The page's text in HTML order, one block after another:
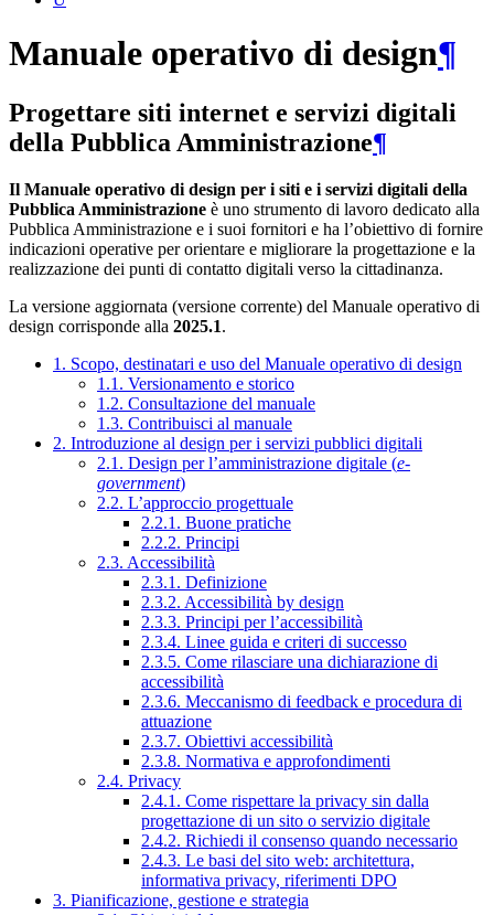
Manuale operativo di design¶
Progettare siti internet e servizi digitali
della Pubblica Amministrazione¶
Il Manuale operativo di design per i siti e i servizi digitali della
Pubblica Amministrazione è uno strumento di lavoro dedicato alla
Pubblica Amministrazione e i suoi fornitori e ha l’obiettivo di fornire
indicazioni operative per orientare e migliorare la progettazione e la
realizzazione dei punti di contatto digitali verso la cittadinanza.
La versione aggiornata (versione corrente) del Manuale operativo di
design corrisponde alla 2025.1.
1. Scopo, destinatari e uso del Manuale operativo di design
1.1. Versionamento e storico
1.2. Consultazione del manuale
1.3. Contribuisci al manuale
2. Introduzione al design per i servizi pubblici digitali
2.1. Design per l’amministrazione digitale (e-
government)
2.2. L’approccio progettuale
2.2.1. Buone pratiche
2.2.2. Principi
2.3. Accessibilità
2.3.1. Definizione
2.3.2. Accessibilità by design
2.3.3. Principi per l’accessibilità
2.3.4. Linee guida e criteri di successo
2.3.5. Come rilasciare una dichiarazione di
accessibilità
2.3.6. Meccanismo di feedback e procedura di
attuazione
2.3.7. Obiettivi accessibilità
2.3.8. Normativa e approfondimenti
2.4. Privacy
2.4.1. Come rispettare la privacy sin dalla
progettazione di un sito o servizio digitale
2.4.2. Richiedi il consenso quando necessario
2.4.3. Le basi del sito web: architettura,
informativa privacy, riferimenti DPO
3. Pianificazione, gestione e strategia